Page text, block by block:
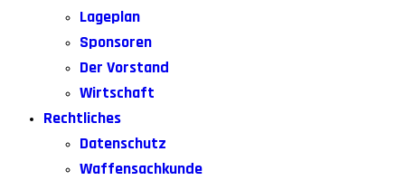
Lageplan
Sponsoren
Der Vorstand
Wirtschaft
Rechtliches
Datenschutz
Waffensachkunde